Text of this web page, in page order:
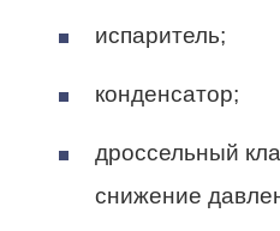
испаритель;
конденсатор;
дроссельный
снижение